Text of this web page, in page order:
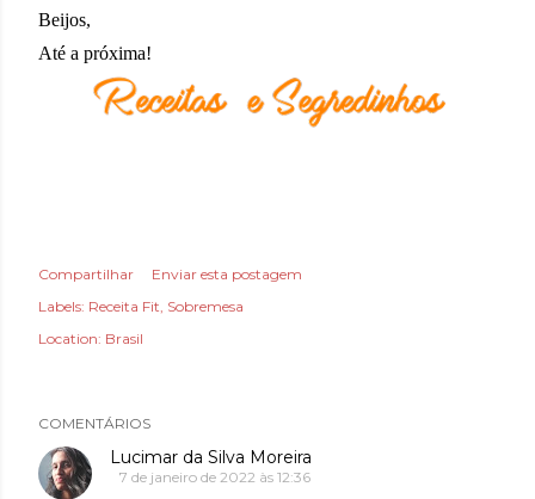
Beijos,
Até a próxima!
Compartilhar
Enviar esta postagem
Labels: Receita Fit Sobremesa
Location: Brasil
COMENTÁRIOS
Lucimar da Silva Moreira
7 de janeiro de 2022 às 12:36